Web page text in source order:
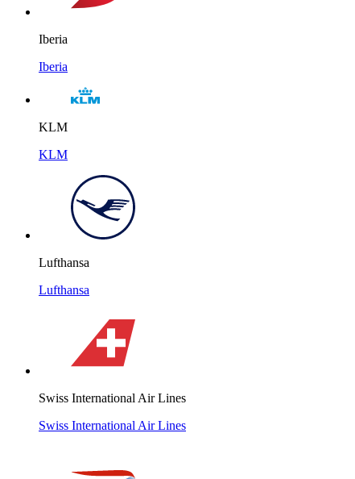
Iberia
Iberia
KLM
KLM
Lufthansa
Lufthansa
Swiss International Air Lines
Swiss International Air Lines